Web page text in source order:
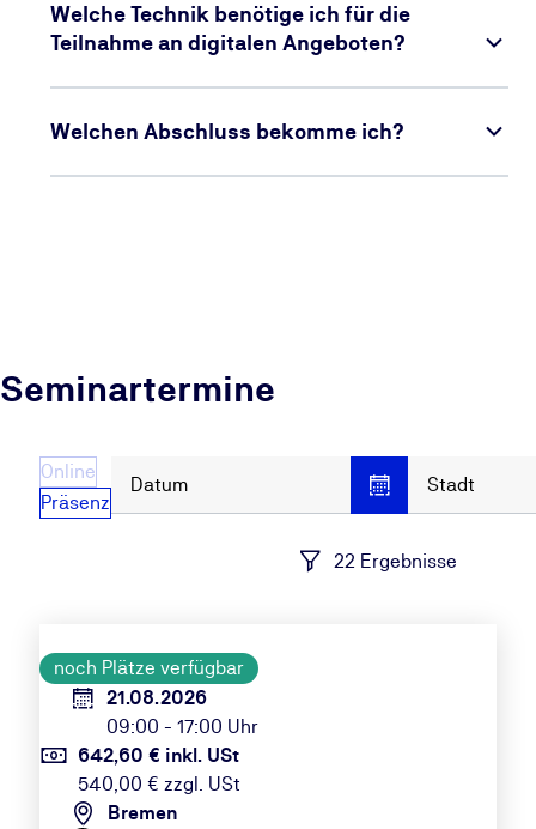
Welche Technik benötige ich für die
Teilnahme an digitalen Angeboten?
Welchen Abschluss bekomme ich?
Seminartermine
Online
Präsenz
Datum Stadt
22 Ergebnisse
noch Plätze verfügbar
21.08.2026
09:00 - 17:00 Uhr
642,60 € inkl. USt
540,00 € zzgl. USt
Bremen